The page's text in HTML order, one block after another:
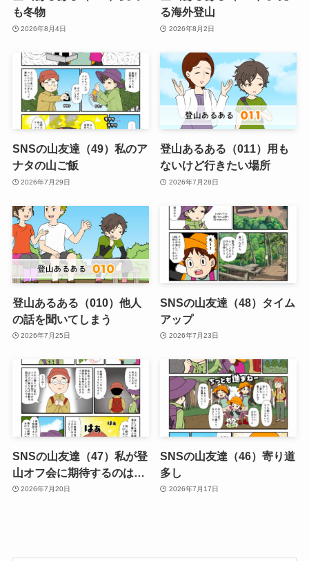
も冬物
2026年8月4日
る海外登山
2026年8月2日
SNSの山友達（49）私のア
ナタの山ご飯
2026年7月29日
登山あるある（011）用も
ないけど行きたい場所
2026年7月28日
登山あるある（010）他人
の話を聞いてしまう
2026年7月25日
SNSの山友達（48）タイム
アップ
2026年7月23日
SNSの山友達（47）私が登
山オフ会に期待するのは…
2026年7月20日
SNSの山友達（46）寄り道
多し
2026年7月17日